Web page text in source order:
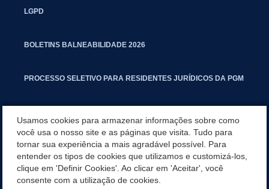
LGPD
BOLETINS BALNEABILIDADE 2026
PROCESSO SELETIVO PARA RESIDENTES JURÍDICOS DA PGM
MANUAL DE PROCEDIMENTOS IMOBILIÁRIOS SEINFRA
TURMINHA DO LAGO
Usamos cookies para armazenar informações sobre como
você usa o nosso site e as páginas que visita. Tudo para
tornar sua experiência a mais agradável possível. Para
entender os tipos de cookies que utilizamos e customizá-los,
clique em 'Definir Cookies'. Ao clicar em 'Aceitar', você
consente com a utilização de cookies.